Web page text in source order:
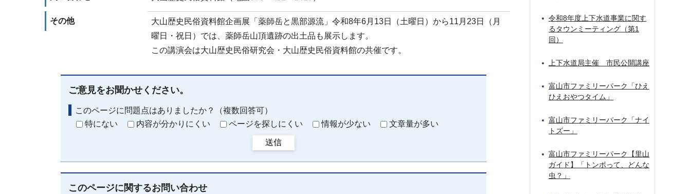
その他
大山歴史民俗資料館企画展「薬師岳と黒部源流」令和8年6月13日（土曜日）から11月23日（月
曜日・祝日）では、薬師岳山頂遺跡の出土品も展示します。
この講演会は大山歴史民俗研究会・大山歴史民俗資料館の共催です。
ご意見をお聞かせください。
このページに問題点はありましたか？（複数回答可）
特にない
内容が分かりにくい ページを探しにくい 情報が少ない 文章量が多い
送信
このページに関するお問い合わせ
令和8年度上下水道事業に関す
るタウンミーティング（第1
回）
上下水道局主催 市民公開講座
富山市ファミリーパーク「ひえ
ひえおやつタイム」
富山市ファミリーパーク「ナイ
トズー」
富山市ファミリーパーク【里山
ガイド】「トンボって、どんな
虫？」